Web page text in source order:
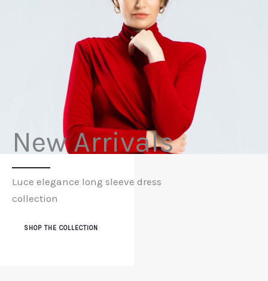
New Arrivals
Luce elegance long sleeve dress
collection
SHOP THE COLLECTION